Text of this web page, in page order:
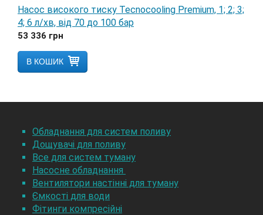
Насос високого тиску Tecnocooling Premium, 1; 2; 3;
4; 6 л/хв, від 70 до 100 бар
53 336 грн
В КОШИК
Обладнання для систем поливу
Дощувачі для поливу
Все для систем туману
Насосне обладнання
Вентилятори настінні для туману
Ємкості для води
Фітинги компресійні